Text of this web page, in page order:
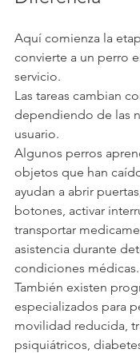
Aquí comienza la
convierte a un perro
servicio.
Las tareas cambian
dependiendo de las
usuario.
Algunos perros
objetos que han
ayudan a abrir
botones, activar
transportar
asistencia durante
condiciones médicas.
También existen
especializados para
movilidad reducida,
psiquiátricos,